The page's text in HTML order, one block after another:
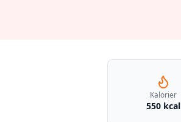
Kalorier
550 kcal